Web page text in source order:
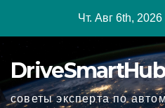
Чт. Авг 6th, 2026
DriveSmartHub
советы эксперта по